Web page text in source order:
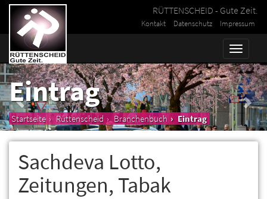
RÜTTENSCHEID - Gute Zeit.
Kontakt Datenschutz Impressum
Toggle
Eintrag
Startseite Rüttenscheid Branchenbuch Eintrag
Sachdeva Lotto,
Zeitungen, Tabak